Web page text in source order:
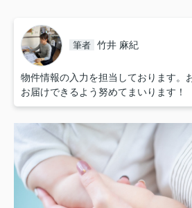
筆者 竹井 麻紀
物件情報の入力を担当しております。
お届けできるよう努めてまいります！